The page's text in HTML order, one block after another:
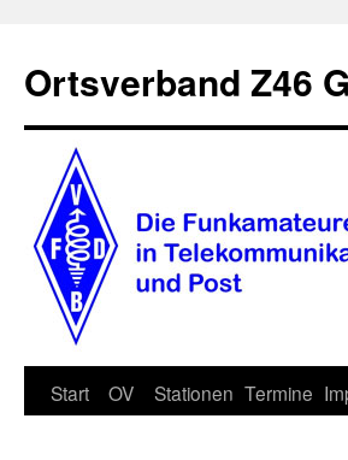
springen
Ortsverband Z46
Start OV Stationen Termine